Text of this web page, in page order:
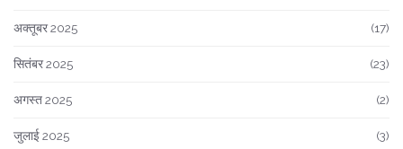
अक्तूबर 2025 (17)
सितंबर 2025 (23)
अगस्त 2025 (2)
जुलाई 2025 (3)